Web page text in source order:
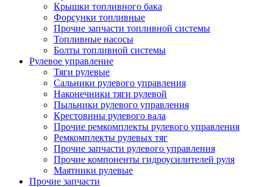
Крышки топливного бака
Форсунки топливные
Прочие запчасти топливной системы
Топливные насосы
Болты топливной системы
Рулевое управление
Тяги рулевые
Сальники рулевого управления
Наконечники тяги рулевой
Пыльники рулевого управления
Крестовины рулевого вала
Прочие ремкомплекты рулевого управления
Ремкомплекты рулевых тяг
Прочие запчасти рулевого управления
Прочие компоненты гидроусилителей руля
Маятники рулевые
Прочие запчасти